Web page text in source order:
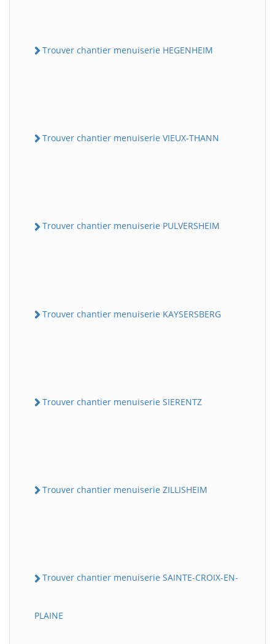
Trouver chantier menuiserie HEGENHEIM
Trouver chantier menuiserie VIEUX-THANN
Trouver chantier menuiserie PULVERSHEIM
Trouver chantier menuiserie KAYSERSBERG
Trouver chantier menuiserie SIERENTZ
Trouver chantier menuiserie ZILLISHEIM
Trouver chantier menuiserie SAINTE-CROIX-EN-
PLAINE